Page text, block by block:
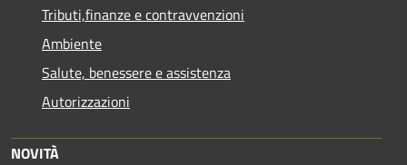
Tributi,finanze e contravvenzioni
Ambiente
Salute, benessere e assistenza
Autorizzazioni
NOVITÀ